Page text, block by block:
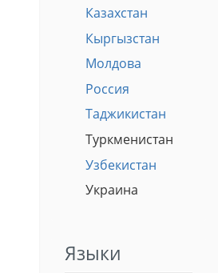
Казахстан
Кыргызстан
Молдова
Россия
Таджикистан
Туркменистан
Узбекистан
Украина
Языки